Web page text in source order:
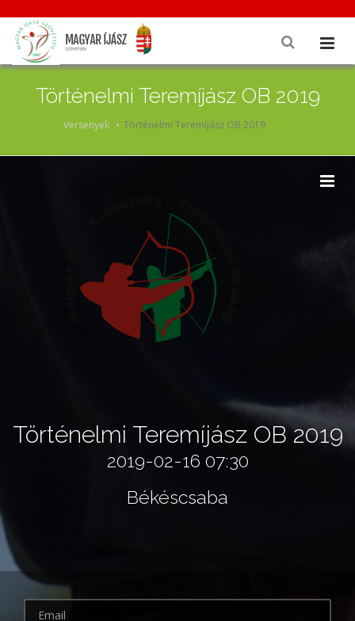
Történelmi Teremíjász OB 2019
Versenyek Történelmi Teremíjász OB 2019
Történelmi Teremíjász OB 2019
2019-02-16 07:30
Békéscsaba